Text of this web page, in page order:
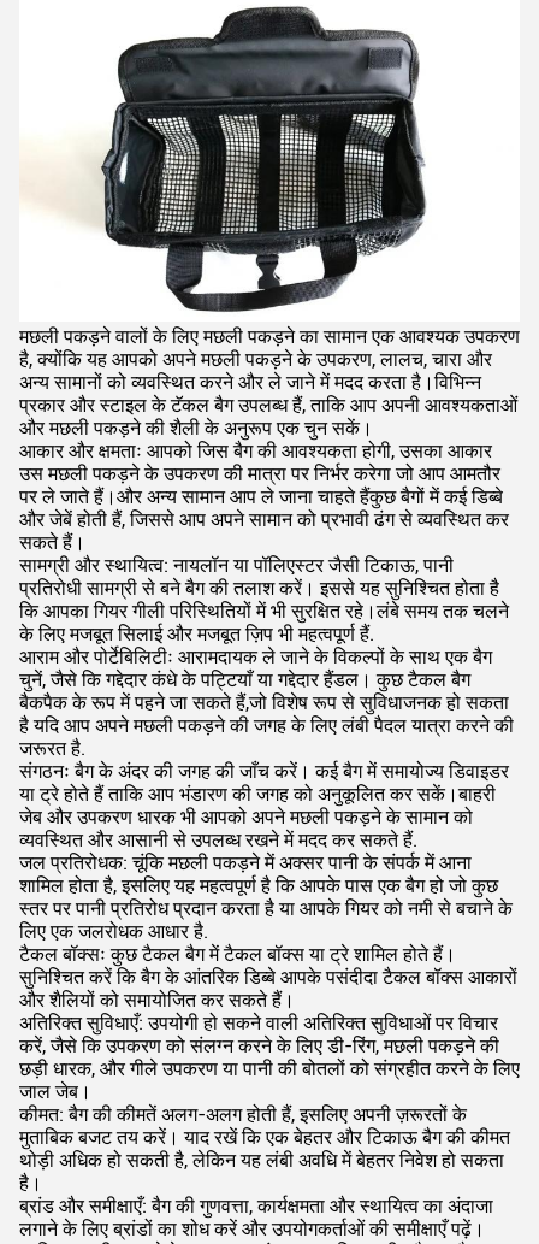
मछली पकड़ने वालों के लिए मछली पकड़ने का सामान एक आवश्यक उपकरण
है, क्योंकि यह आपको अपने मछली पकड़ने के उपकरण, लालच, चारा और
अन्य सामानों को व्यवस्थित करने और ले जाने में मदद करता है।विभिन्न
प्रकार और स्टाइल के टॅकल बैग उपलब्ध हैं, ताकि आप अपनी आवश्यकताओं
और मछली पकड़ने की शैली के अनुरूप एक चुन सकें।
आकार और क्षमताः आपको जिस बैग की आवश्यकता होगी, उसका आकार
उस मछली पकड़ने के उपकरण की मात्रा पर निर्भर करेगा जो आप आमतौर
पर ले जाते हैं।और अन्य सामान आप ले जाना चाहते हैंकुछ बैगों में कई डिब्बे
और जेबें होती हैं, जिससे आप अपने सामान को प्रभावी ढंग से व्यवस्थित कर
सकते हैं।
सामग्री और स्थायित्व: नायलॉन या पॉलिएस्टर जैसी टिकाऊ, पानी
प्रतिरोधी सामग्री से बने बैग की तलाश करें। इससे यह सुनिश्चित होता है
कि आपका गियर गीली परिस्थितियों में भी सुरक्षित रहे।लंबे समय तक चलने
के लिए मजबूत सिलाई और मजबूत ज़िप भी महत्वपूर्ण हैं.
आराम और पोर्टेबिलिटीः आरामदायक ले जाने के विकल्पों के साथ एक बैग
चुनें, जैसे कि गद्देदार कंधे के पट्टियाँ या गद्देदार हैंडल। कुछ टैकल बैग
बैकपैक के रूप में पहने जा सकते हैं,जो विशेष रूप से सुविधाजनक हो सकता
है यदि आप अपने मछली पकड़ने की जगह के लिए लंबी पैदल यात्रा करने की
जरूरत है.
संगठनः बैग के अंदर की जगह की जाँच करें। कई बैग में समायोज्य डिवाइडर
या ट्रे होते हैं ताकि आप भंडारण की जगह को अनुकूलित कर सकें।बाहरी
जेब और उपकरण धारक भी आपको अपने मछली पकड़ने के सामान को
व्यवस्थित और आसानी से उपलब्ध रखने में मदद कर सकते हैं.
जल प्रतिरोधक: चूंकि मछली पकड़ने में अक्सर पानी के संपर्क में आना
शामिल होता है, इसलिए यह महत्वपूर्ण है कि आपके पास एक बैग हो जो कुछ
स्तर पर पानी प्रतिरोध प्रदान करता है या आपके गियर को नमी से बचाने के
लिए एक जलरोधक आधार है.
टैकल बॉक्सः कुछ टैकल बैग में टैकल बॉक्स या ट्रे शामिल होते हैं।
सुनिश्चित करें कि बैग के आंतरिक डिब्बे आपके पसंदीदा टैकल बॉक्स आकारों
और शैलियों को समायोजित कर सकते हैं।
अतिरिक्त सुविधाएँ: उपयोगी हो सकने वाली अतिरिक्त सुविधाओं पर विचार
करें, जैसे कि उपकरण को संलग्न करने के लिए डी-रिंग, मछली पकड़ने की
छड़ी धारक, और गीले उपकरण या पानी की बोतलों को संग्रहीत करने के लिए
जाल जेब।
कीमत: बैग की कीमतें अलग-अलग होती हैं, इसलिए अपनी ज़रूरतों के
मुताबिक बजट तय करें। याद रखें कि एक बेहतर और टिकाऊ बैग की कीमत
थोड़ी अधिक हो सकती है, लेकिन यह लंबी अवधि में बेहतर निवेश हो सकता
है।
ब्रांड और समीक्षाएँ: बैग की गुणवत्ता, कार्यक्षमता और स्थायित्व का अंदाजा
लगाने के लिए ब्रांडों का शोध करें और उपयोगकर्ताओं की समीक्षाएँ पढ़ें।